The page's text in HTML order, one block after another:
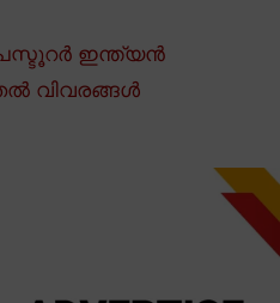
ഇന്ത്യൻ
വിവരങ്ങൾ